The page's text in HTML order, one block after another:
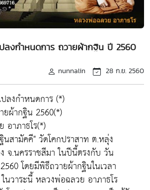
ลงกำหนดการ ถวายผ้ากฐิน ปี 2560
nunnalin 28 ก.ย. 2560
ลงกำหนดการ (*)
ผ้ากฐิน 2560(*)
าภาธโร(*)
นสามัคคี" วัดโคกปราสาท ต.หลุ่ง
จ.นครราชสีมา ในปีนี้ตรงกับ วัน
โดยมีพิธีถวายผ้ากฐินในเวลา
นวาระนี้ หลวงพ่อฉลวย อาภาธโร